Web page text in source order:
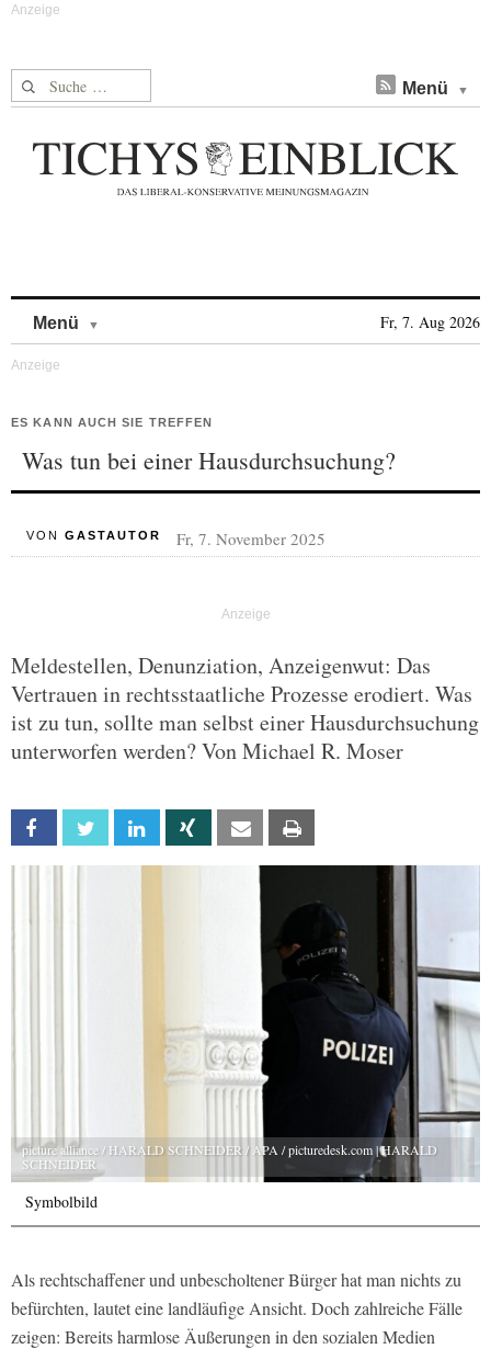
Suche nach: Menü
Menü Fr, 7. Aug 2026
ES KANN AUCH SIE TREFFEN
Was tun bei einer Hausdurchsuchung?
VON GASTAUTOR Fr, 7. November 2025
Meldestellen, Denunziation, Anzeigenwut: Das
Vertrauen in rechtsstaatliche Prozesse erodiert. Was
ist zu tun, sollte man selbst einer Hausdurchsuchung
unterworfen werden? Von Michael R. Moser
Facebook Twitter Linkedin Xing Email
picture alliance / HARALD SCHNEIDER / APA / picturedesk.com | HARALD
SCHNEIDER
Symbolbild
Als rechtschaffener und unbescholtener Bürger hat man nichts zu
befürchten, lautet eine landläufige Ansicht. Doch zahlreiche Fälle
zeigen: Bereits harmlose Äußerungen in den sozialen Medien